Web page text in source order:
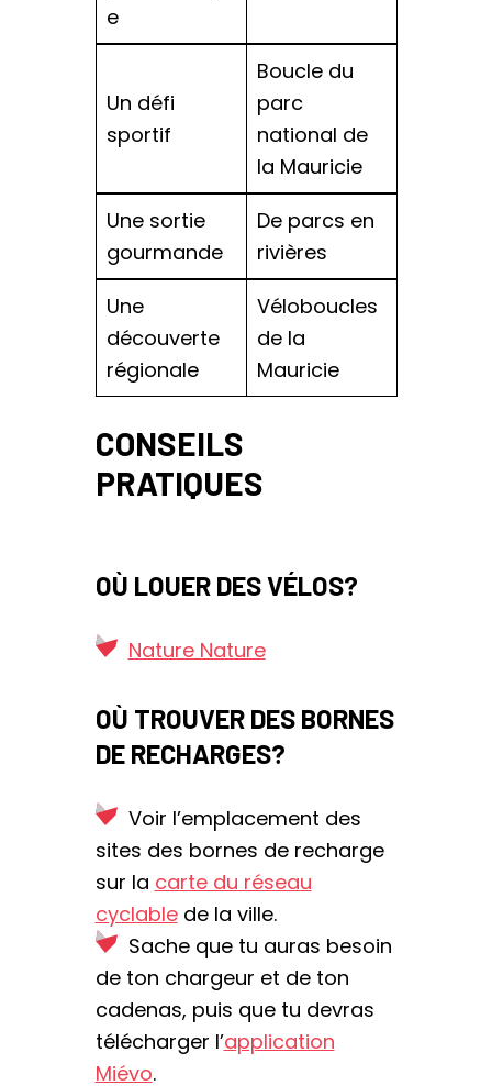
e
Un défi
sportif
Boucle du
parc
national de
la Mauricie
Une sortie
gourmande
De parcs en
rivières
Une
découverte
régionale
Véloboucles
de la
Mauricie
CONSEILS
PRATIQUES
OÙ LOUER DES VÉLOS?
Nature Nature
OÙ TROUVER DES BORNES
DE RECHARGES?
Voir l’emplacement des
sites des bornes de recharge
sur la carte du réseau
cyclablede la ville.
Sache que tu auras besoin
de ton chargeur et de ton
cadenas, puis que tu devras
télécharger l’application
Miévo.